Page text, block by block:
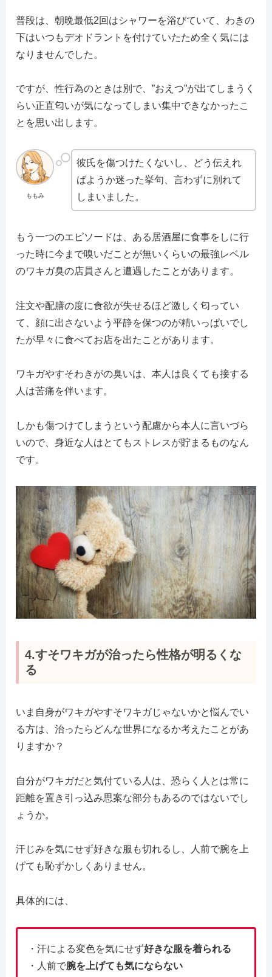
普段は、朝晩最低2回はシャワーを浴びていて、わきの
下はいつもデオドラントを付けていたため全く気には
なりませんでした。
ですが、性行為のときは別で、”おえつ”が出てしまうく
らい正直匂いが気になってしまい集中できなかったこ
とを思い出します。
ももみ
彼氏を傷つけたくないし、どう伝えれ
ばようか迷った挙句、言わずに別れて
しまいました。
もう一つのエピソードは、ある居酒屋に食事をしに行
った時に今まで嗅いだことが無いくらいの最強レベル
のワキガ臭の店員さんと遭遇したことがあります。
注文や配膳の度に食欲が失せるほど激しく匂ってい
て、顔に出さないよう平静を保つのが精いっぱいでし
たが早々に食べてお店を出たことがあります。
ワキガやすそわきがの臭いは、本人は良くても接する
人は苦痛を伴います。
しかも傷つけてしまうという配慮から本人に言いづら
いので、身近な人はとてもストレスが貯まるものなん
です。
4.すそワキガが治ったら性格が明るくな
る
いま自身がワキガやすそワキガじゃないかと悩んでい
る方は、治ったらどんな世界になるか考えたことがあ
りますか？
自分がワキガだと気付ている人は、恐らく人とは常に
距離を置き引っ込み思案な部分もあるのではないでし
ょうか。
汗じみを気にせず好きな服も切れるし、人前で腕を上
げても恥ずかしくありません。
具体的には、
・汗による変色を気にせず好きな服を着られる
・人前で腕を上げても気にならない